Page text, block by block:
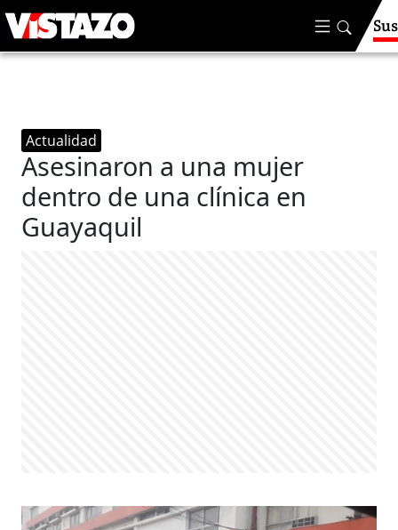
Actualidad
Asesinaron a una mujer
dentro de una clínica en
Guayaquil